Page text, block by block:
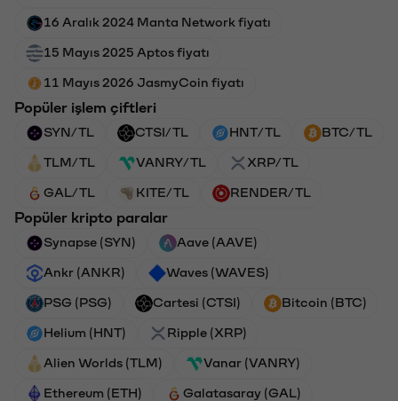
16 Aralık 2024 Manta Network fiyatı
15 Mayıs 2025 Aptos fiyatı
11 Mayıs 2026 JasmyCoin fiyatı
Popüler işlem çiftleri
SYN/TL CTSI/TL HNT/TL BTC/TL
TLM/TL VANRY/TL XRP/TL
GAL/TL KITE/TL RENDER/TL
Popüler kripto paralar
Synapse (SYN) Aave (AAVE)
Ankr (ANKR) Waves (WAVES)
PSG (PSG) Cartesi (CTSI) Bitcoin (BTC)
Helium (HNT) Ripple (XRP)
Alien Worlds (TLM) Vanar (VANRY)
Ethereum (ETH) Galatasaray (GAL)